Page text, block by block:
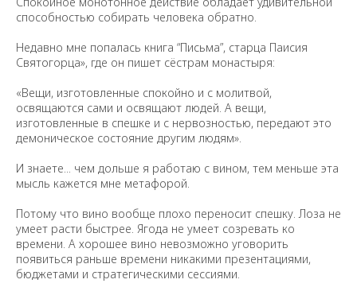
способностью собирать человека обратно.
Недавно мне попалась книга “Письма”, старца Паисия
Святогорца», где он пишет сёстрам монастыря:
«Вещи, изготовленные спокойно и с молитвой,
освящаются сами и освящают людей. А вещи,
изготовленные в спешке и с нервозностью, передают это
демоническое состояние другим людям».
И знаете... чем дольше я работаю с вином, тем меньше эта
мысль кажется мне метафорой.
Потому что вино вообще плохо переносит спешку. Лоза не
умеет расти быстрее. Ягода не умеет созревать ко
времени. А хорошее вино невозможно уговорить
появиться раньше времени никакими презентациями,
бюджетами и стратегическими сессиями.